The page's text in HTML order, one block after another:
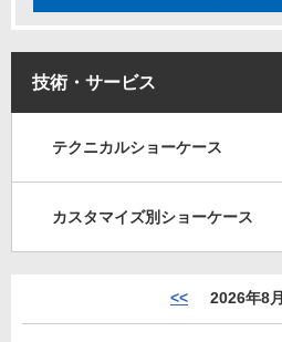
技術・サービス
テクニカルショーケース
カスタマイズ別ショーケース
<< 2026年8月